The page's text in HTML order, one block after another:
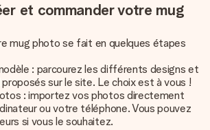
et commander votre mug
mug photo se fait en quelques étapes
: parcourez les différents designs et
sur le site. Le choix est à vous !
: importez vos photos directement
ou votre téléphone. Vous pouvez
si vous le souhaitez.